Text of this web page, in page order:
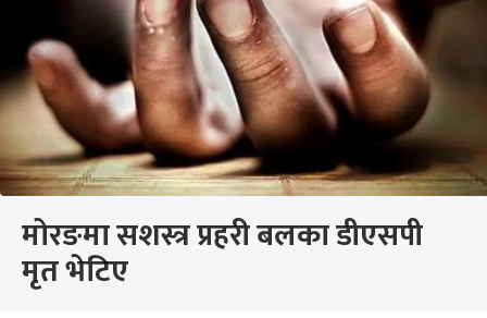
मोरङमा सशस्त्र प्रहरी बलका डीएसपी
मृत भेटिए